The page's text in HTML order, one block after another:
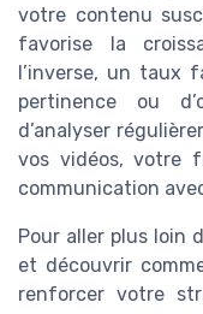
votre contenu
favorise la
l’inverse, un taux
pertinence ou
d’analyser
vos vidéos, votre
communication
Pour aller plus loin
et découvrir
renforcer votre